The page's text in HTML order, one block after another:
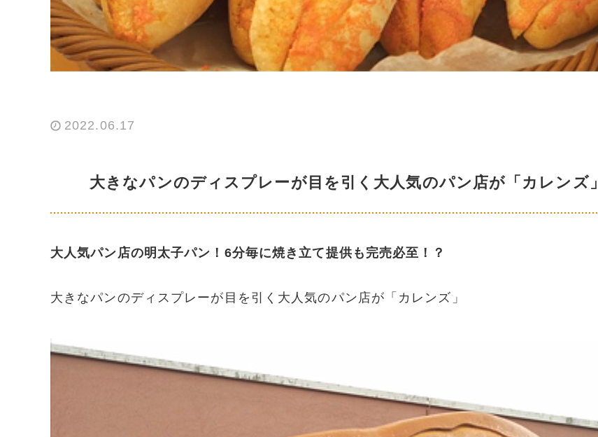
2022.06.17
大きなパンのディスプレーが目を引く大人気のパン店が「カレンズ」
大人気パン店の明太子パン！6分毎に焼き立て提供も完売必至！？
大きなパンのディスプレーが目を引く大人気のパン店が「カレンズ」